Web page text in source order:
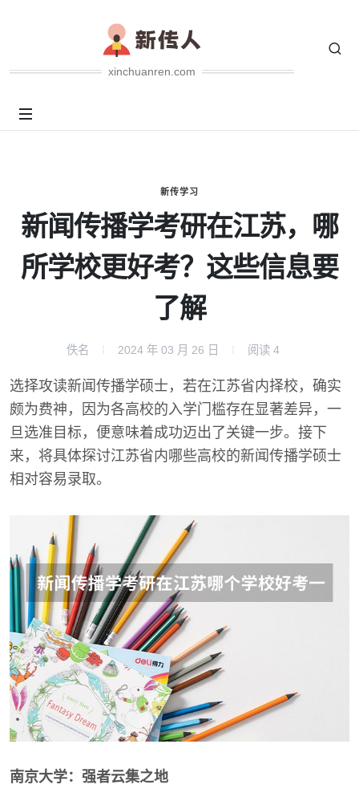
xinchuanren.com
新传学习
新闻传播学考研在江苏，哪
所学校更好考？这些信息要
了解
佚名 2024 年 03 月 26 日 阅读 4
选择攻读新闻传播学硕士，若在江苏省内择校，确实
颇为费神，因为各高校的入学门槛存在显著差异，一
旦选准目标，便意味着成功迈出了关键一步。接下
来，将具体探讨江苏省内哪些高校的新闻传播学硕士
相对容易录取。
南京大学：强者云集之地